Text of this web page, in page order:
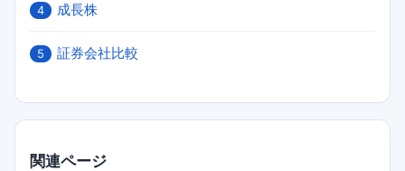
4 成長株
5 証券会社比較
関連ページ